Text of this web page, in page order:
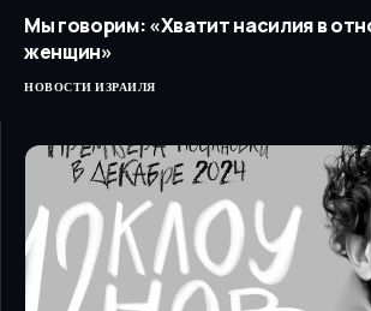
Мы говорим: «Хватит насилия в
женщин»
НОВОСТИ ИЗРАИЛЯ